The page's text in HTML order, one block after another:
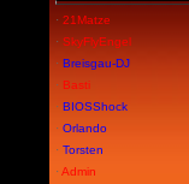
·21Matze
·SkyFlyEngel
·Breisgau-DJ
· Basti
·BIOSShock
·Orlando
·Torsten
·Admin